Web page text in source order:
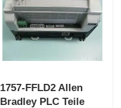
1757-FFLD2 Allen
Bradley PLC Teile